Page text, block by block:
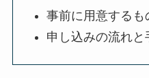
事前に用意するも
申し込みの流れと